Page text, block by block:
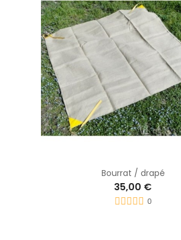
Bourrat / drapé
35,00 €
0